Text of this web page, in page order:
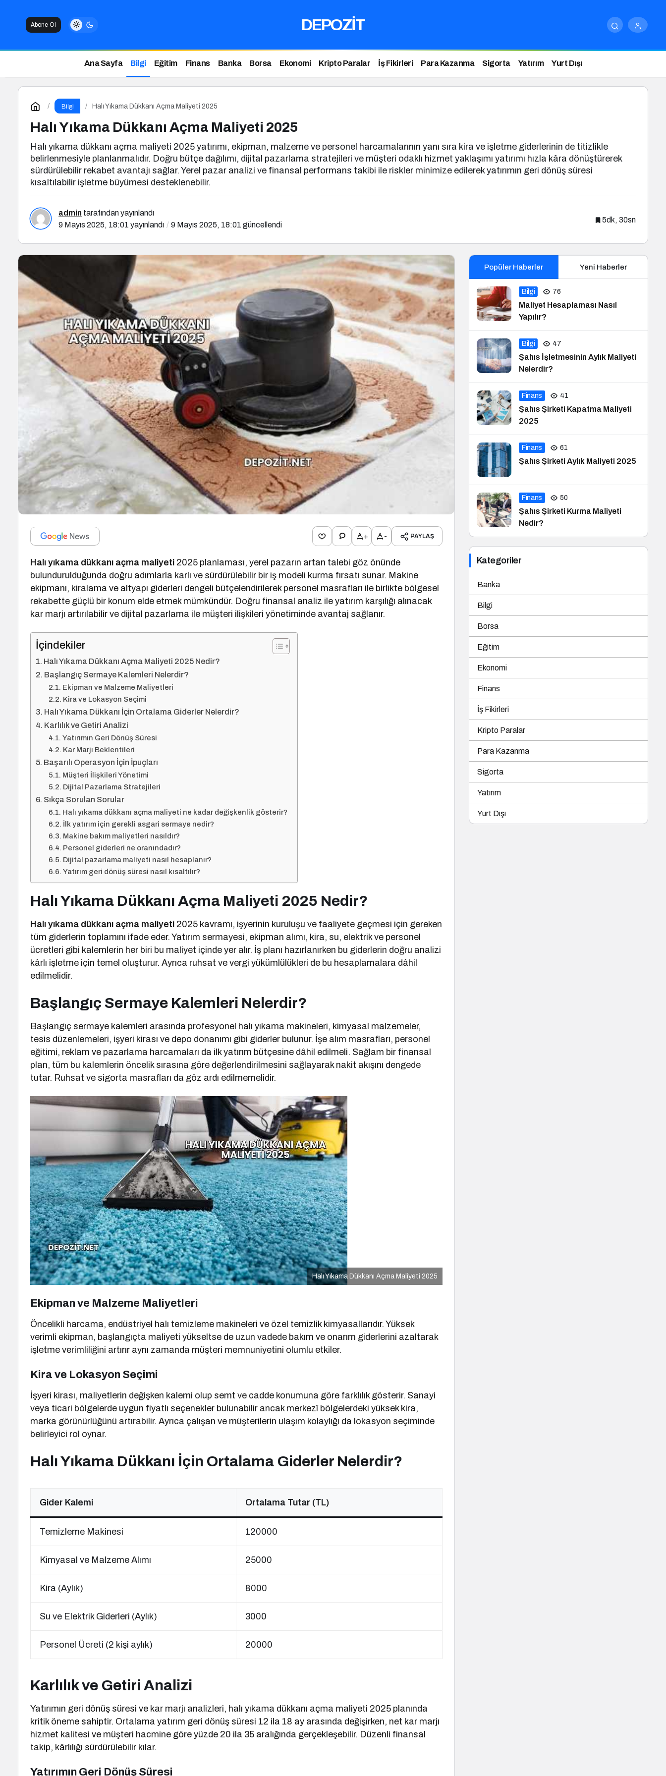
Abone Ol DEPOZİT
Ana Sayfa Bilgi Eğitim Finans Banka Borsa Ekonomi Kripto Paralar İş Fikirleri Para Kazanma Sigorta Yatırım Yurt Dışı
Bilgi Halı Yıkama Dükkanı Açma Maliyeti 2025
Halı Yıkama Dükkanı Açma Maliyeti 2025
Halı yıkama dükkanı açma maliyeti 2025 yatırımı, ekipman, malzeme ve personel harcamalarının yanı sıra kira ve işletme giderlerinin de titizlikle
belirlenmesiyle planlanmalıdır. Doğru bütçe dağılımı, dijital pazarlama stratejileri ve müşteri odaklı hizmet yaklaşımı yatırımı hızla kâra dönüştürerek
sürdürülebilir rekabet avantajı sağlar. Yerel pazar analizi ve finansal performans takibi ile riskler minimize edilerek yatırımın geri dönüş süresi
kısaltılabilir işletme büyümesi desteklenebilir.
admin tarafından yayınlandı
9 Mayıs 2025, 18:01 yayınlandı 9 Mayıs 2025, 18:01 güncellendi
5dk, 30sn
+ - PAYLAŞ
Halı yıkama dükkanı açma maliyeti 2025 planlaması, yerel pazarın artan talebi göz önünde
bulundurulduğunda doğru adımlarla karlı ve sürdürülebilir bir iş modeli kurma fırsatı sunar. Makine
ekipmanı, kiralama ve altyapı giderleri dengeli bütçelendirilerek personel masrafları ile birlikte bölgesel
rekabette güçlü bir konum elde etmek mümkündür. Doğru finansal analiz ile yatırım karşılığı alınacak
kar marjı artırılabilir ve dijital pazarlama ile müşteri ilişkileri yönetiminde avantaj sağlanır.
İçindekiler
Halı Yıkama Dükkanı Açma Maliyeti 2025 Nedir?
Başlangıç Sermaye Kalemleri Nelerdir?
Ekipman ve Malzeme Maliyetleri
Kira ve Lokasyon Seçimi
Halı Yıkama Dükkanı İçin Ortalama Giderler Nelerdir?
Karlılık ve Getiri Analizi
Yatırımın Geri Dönüş Süresi
Kar Marjı Beklentileri
Başarılı Operasyon İçin İpuçları
Müşteri İlişkileri Yönetimi
Dijital Pazarlama Stratejileri
Sıkça Sorulan Sorular
Halı yıkama dükkanı açma maliyeti ne kadar değişkenlik gösterir?
İlk yatırım için gerekli asgari sermaye nedir?
Makine bakım maliyetleri nasıldır?
Personel giderleri ne oranındadır?
Dijital pazarlama maliyeti nasıl hesaplanır?
Yatırım geri dönüş süresi nasıl kısaltılır?
Halı Yıkama Dükkanı Açma Maliyeti 2025 Nedir?
Halı yıkama dükkanı açma maliyeti 2025 kavramı, işyerinin kuruluşu ve faaliyete geçmesi için gereken
tüm giderlerin toplamını ifade eder. Yatırım sermayesi, ekipman alımı, kira, su, elektrik ve personel
ücretleri gibi kalemlerin her biri bu maliyet içinde yer alır. İş planı hazırlanırken bu giderlerin doğru analizi
kârlı işletme için temel oluşturur. Ayrıca ruhsat ve vergi yükümlülükleri de bu hesaplamalara dâhil
edilmelidir.
Başlangıç Sermaye Kalemleri Nelerdir?
Başlangıç sermaye kalemleri arasında profesyonel halı yıkama makineleri, kimyasal malzemeler,
tesis düzenlemeleri, işyeri kirası ve depo donanımı gibi giderler bulunur. İşe alım masrafları, personel
eğitimi, reklam ve pazarlama harcamaları da ilk yatırım bütçesine dâhil edilmeli. Sağlam bir finansal
plan, tüm bu kalemlerin öncelik sırasına göre değerlendirilmesini sağlayarak nakit akışını dengede
tutar. Ruhsat ve sigorta masrafları da göz ardı edilmemelidir.
Halı Yıkama Dükkanı Açma Maliyeti 2025
Ekipman ve Malzeme Maliyetleri
Öncelikli harcama, endüstriyel halı temizleme makineleri ve özel temizlik kimyasallarıdır. Yüksek
verimli ekipman, başlangıçta maliyeti yükseltse de uzun vadede bakım ve onarım giderlerini azaltarak
işletme verimliliğini artırır aynı zamanda müşteri memnuniyetini olumlu etkiler.
Kira ve Lokasyon Seçimi
İşyeri kirası, maliyetlerin değişken kalemi olup semt ve cadde konumuna göre farklılık gösterir. Sanayi
veya ticari bölgelerde uygun fiyatlı seçenekler bulunabilir ancak merkezî bölgelerdeki yüksek kira,
marka görünürlüğünü artırabilir. Ayrıca çalışan ve müşterilerin ulaşım kolaylığı da lokasyon seçiminde
belirleyici rol oynar.
Halı Yıkama Dükkanı İçin Ortalama Giderler Nelerdir?
Gider Kalemi Ortalama Tutar (TL)
Temizleme Makinesi 120000
Kimyasal ve Malzeme Alımı 25000
Kira (Aylık) 8000
Su ve Elektrik Giderleri (Aylık) 3000
Personel Ücreti (2 kişi aylık) 20000
Karlılık ve Getiri Analizi
Yatırımın geri dönüş süresi ve kar marjı analizleri, halı yıkama dükkanı açma maliyeti 2025 planında
kritik öneme sahiptir. Ortalama yatırım geri dönüş süresi 12 ila 18 ay arasında değişirken, net kar marjı
hizmet kalitesi ve müşteri hacmine göre yüzde 20 ila 35 aralığında gerçekleşebilir. Düzenli finansal
takip, kârlılığı sürdürülebilir kılar.
Yatırımın Geri Dönüş Süresi
Popüler Haberler Yeni Haberler
Bilgi 76
Maliyet Hesaplaması Nasıl
Yapılır?
Bilgi 47
Şahıs İşletmesinin Aylık Maliyeti
Nelerdir?
Finans 41
Şahıs Şirketi Kapatma Maliyeti
2025
Finans 61
Şahıs Şirketi Aylık Maliyeti 2025
Finans 50
Şahıs Şirketi Kurma Maliyeti
Nedir?
Kategoriler
Banka
Bilgi
Borsa
Eğitim
Ekonomi
Finans
İş Fikirleri
Kripto Paralar
Para Kazanma
Sigorta
Yatırım
Yurt Dışı